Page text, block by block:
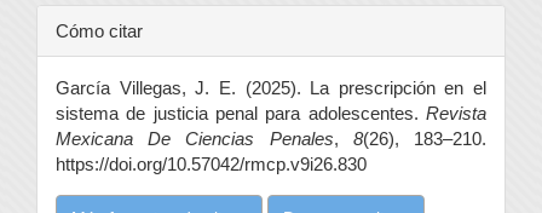
Detalles
del
artículo
Cómo citar
García Villegas, J. E. (2025). La prescripción en el
sistema de justicia penal para adolescentes. Revista
Mexicana De Ciencias Penales, 8(26), 183–210.
https://doi.org/10.57042/rmcp.v9i26.830